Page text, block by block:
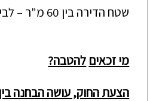
שטח הדירה בין 60 מ"ר –
לבין
מי זכאים להטבה?
הצעת החוק, עושה הבחנה